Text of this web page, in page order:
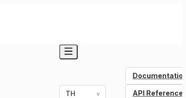
API Reference
TH v